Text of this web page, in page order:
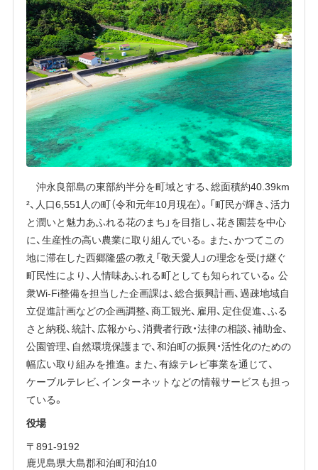
沖永良部島の東部約半分を町域とする、総面積約40.39km
²、人口6,551人の町（令和元年10月現在）。「町民が輝き、活力
と潤いと魅力あふれる花のまち」を目指し、花き園芸を中心
に、生産性の高い農業に取り組んでいる。また、かつてこの
地に滞在した西郷隆盛の教え「敬天愛人」の理念を受け継ぐ
町民性により、人情味あふれる町としても知られている。公
衆Wi-Fi整備を担当した企画課は、総合振興計画、過疎地域自
立促進計画などの企画調整、商工観光、雇用、定住促進、ふる
さと納税、統計、広報から、消費者行政・法律の相談、補助金、
公園管理、自然環境保護まで、和泊町の振興・活性化のための
幅広い取り組みを推進。また、有線テレビ事業を通じて、
ケーブルテレビ、インターネットなどの情報サービスも担っ
ている。
役場
〒891-9192
鹿児島県大島郡和泊町和泊10